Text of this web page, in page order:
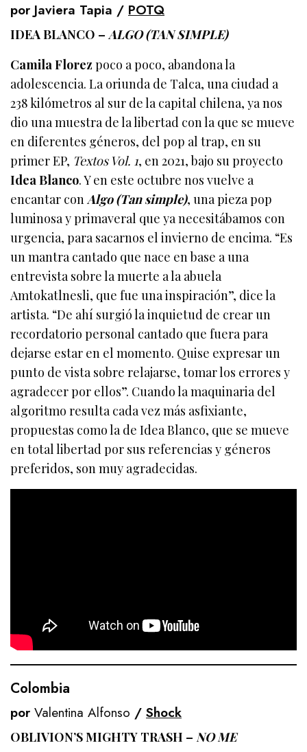
por Javiera Tapia / POTQ
IDEA BLANCO –ALGO (TAN SIMPLE)
Camila Florez poco a poco, abandona la
adolescencia. La oriunda de Talca, una ciudad a
238 kilómetros al sur de la capital chilena, ya nos
dio una muestra de la libertad con la que se mueve
en diferentes géneros, del pop al trap, en su
primer EP, Textos Vol. 1, en 2021, bajo su proyecto
Idea Blanco. Y en este octubre nos vuelve a
encantar conAlgo (Tan simple), una pieza pop
luminosa y primaveral que ya necesitábamos con
urgencia, para sacarnos el invierno de encima. “Es
un mantra cantado que nace en base a una
entrevista sobre la muerte a la abuela
Amtokatlnesli, que fue una inspiración”, dice la
artista. “De ahí surgió la inquietud de crear un
recordatorio personal cantado que fuera para
dejarse estar en el momento. Quise expresar un
punto de vista sobre relajarse, tomar los errores y
agradecer por ellos”. Cuando la maquinaria del
algoritmo resulta cada vez más asfixiante,
propuestas como la de Idea Blanco, que se mueve
en total libertad por sus referencias y géneros
preferidos, son muy agradecidas.
Colombia
por Valentina Alfonso / Shock
OBLIVION’S MIGHTY TRASH –NO ME